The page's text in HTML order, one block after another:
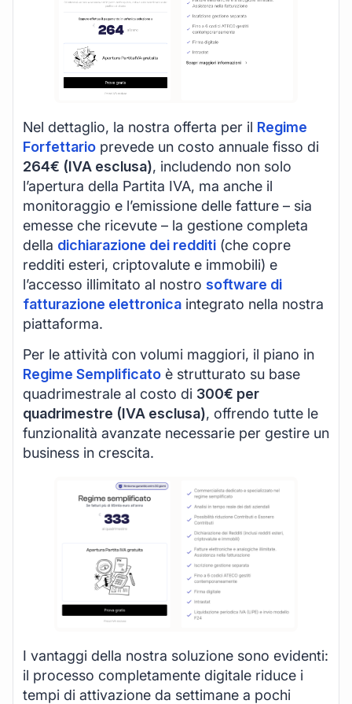
Nel dettaglio, la nostra offerta per il Regime
Forfettario prevede un costo annuale fisso di
264€ (IVA esclusa), includendo non solo
l’apertura della Partita IVA, ma anche il
monitoraggio e l’emissione delle fatture – sia
emesse che ricevute – la gestione completa
della dichiarazione dei redditi (che copre
redditi esteri, criptovalute e immobili) e
l’accesso illimitato al nostro software di
fatturazione elettronica integrato nella nostra
piattaforma.
Per le attività con volumi maggiori, il piano in
Regime Semplificato è strutturato su base
quadrimestrale al costo di 300€ per
quadrimestre (IVA esclusa), offrendo tutte le
funzionalità avanzate necessarie per gestire un
business in crescita.
I vantaggi della nostra soluzione sono evidenti:
il processo completamente digitale riduce i
tempi di attivazione da settimane a pochi